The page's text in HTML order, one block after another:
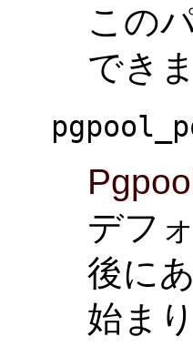
この
でき
デフ
後に
始ま